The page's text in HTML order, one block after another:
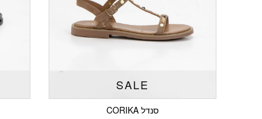
SALE
סנדל CORIKA